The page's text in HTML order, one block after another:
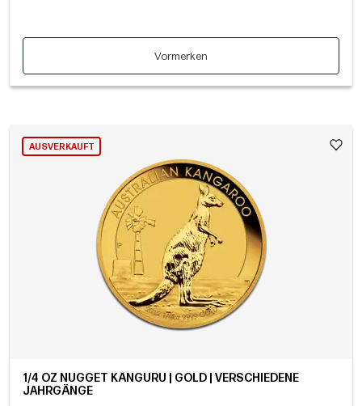
Vormerken
AUSVERKAUFT
1/4 OZ NUGGET KÄNGURU | GOLD | VERSCHIEDENE
JAHRGÄNGE